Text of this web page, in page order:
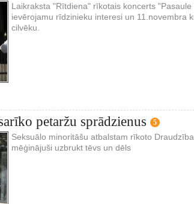
Laikraksta "Rītdiena" rīkotais koncerts
ievērojamu rīdzinieku interesi un 11.novembra
cilvēku.
petaržu sprādzienus 5
Seksuālo minoritāšu atbalstam rīkoto
mēģinājuši uzbrukt tēvs un dēls